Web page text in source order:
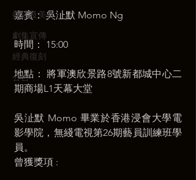
探店及美食
劇集宣傳
經典復刻
公告
嘉賓： 吳沚默 Momo Ng
時間： 15:00
地點： 將軍澳欣景路8號新都城中心二
期商場L1天幕大堂
吳沚默 Momo 畢業於香港浸會大學電
影學院，無綫電視第26期藝員訓練班學
員。
曾獲獎項 :